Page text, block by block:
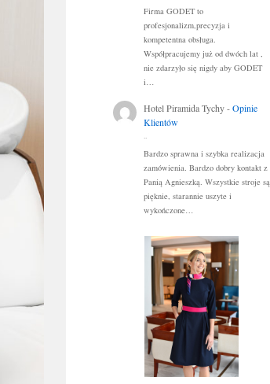
Firma GODET to
profesjonalizm,precyzja i
kompetentna obsługa.
Współpracujemy już od dwóch lat ,
nie zdarzyło się nigdy aby GODET
i…
Hotel Piramida Tychy-Opinie
Klientów
..
Bardzo sprawna i szybka realizacja
zamówienia. Bardzo dobry kontakt z
Panią Agnieszką. Wszystkie stroje są
pięknie, starannie uszyte i
wykończone…